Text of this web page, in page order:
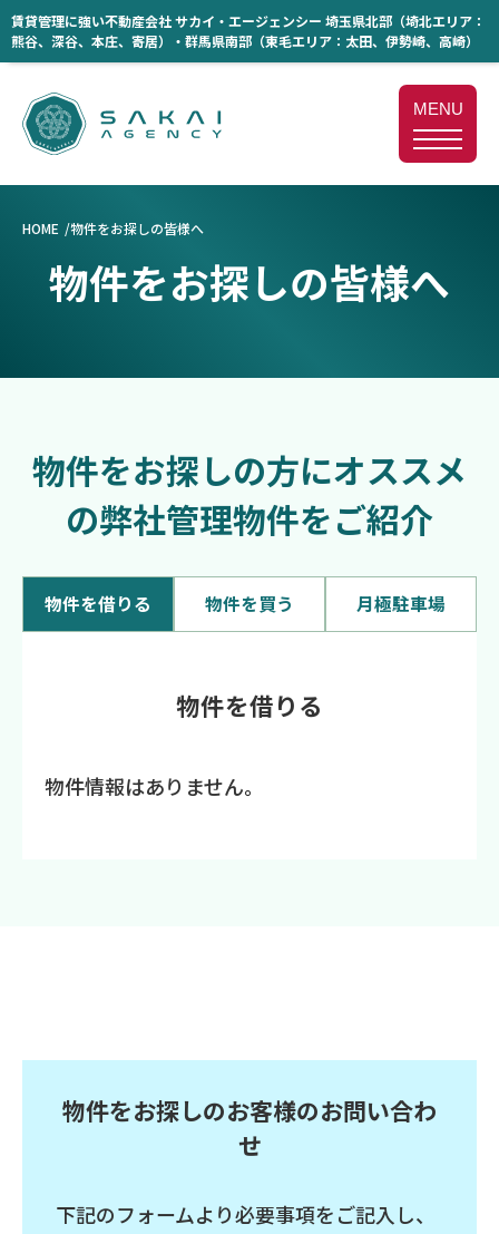
賃貸管理に強い不動産会社 サカイ・エージェンシー 埼玉県北部（埼北エリア：
熊谷、深谷、本庄、寄居）・群馬県南部（東毛エリア：太田、伊勢崎、高崎）
MENU
物件をお探しの皆様へ
HOME 物件をお探しの皆様へ
物件をお探しの方にオススメ
の弊社管理物件をご紹介
物件を借りる 物件を買う 月極駐車場
物件を借りる
物件情報はありません。
物件をお探しのお客様のお問い合わ
せ
下記のフォームより必要事項をご記入し、